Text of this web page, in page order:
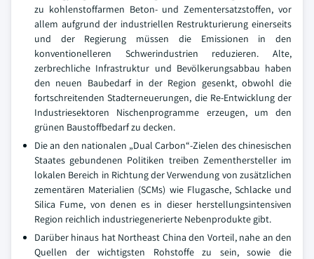
zu kohlenstoffarmen Beton- und Zementersatzstoffen, vor
allem aufgrund der industriellen Restrukturierung einerseits
und der Regierung müssen die Emissionen in den
konventionelleren Schwerindustrien reduzieren. Alte,
zerbrechliche Infrastruktur und Bevölkerungsabbau haben
den neuen Baubedarf in der Region gesenkt, obwohl die
fortschreitenden Stadterneuerungen, die Re-Entwicklung der
Industriesektoren Nischenprogramme erzeugen, um den
grünen Baustoffbedarf zu decken.
Die an den nationalen „Dual Carbon“-Zielen des chinesischen
Staates gebundenen Politiken treiben Zementhersteller im
lokalen Bereich in Richtung der Verwendung von zusätzlichen
zementären Materialien (SCMs) wie Flugasche, Schlacke und
Silica Fume, von denen es in dieser herstellungsintensiven
Region reichlich industriegenerierte Nebenprodukte gibt.
Darüber hinaus hat Northeast China den Vorteil, nahe an den
Quellen der wichtigsten Rohstoffe zu sein, sowie die